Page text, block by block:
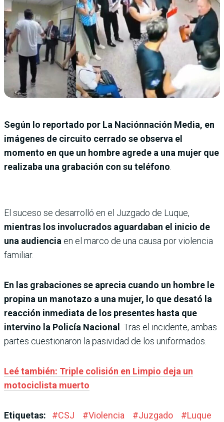
Según lo reportado por La Naciónnación Media, en
imágenes de circuito cerrado se observa el
momento en que un hombre agrede a una mujer que
realizaba una grabación con su teléfono.
El suceso se desarrolló en el Juzgado de Luque,
mientras los involucrados aguardaban el inicio de
una audiencia en el marco de una causa por violencia
familiar.
En las grabaciones se aprecia cuando un hombre le
propina un manotazo a una mujer, lo que desató la
reacción inmediata de los presentes hasta que
intervino la Policía Nacional . Tras el incidente, ambas
partes cuestionaron la pasividad de los uniformados.
Leé también: Triple colisión en Limpio deja un
motociclista muerto
Etiquetas: #CSJ #Violencia #Juzgado #Luque